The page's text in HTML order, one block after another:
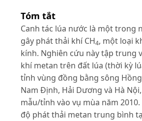
Tóm tắt
Canh tác lúa nước là một trong
gây phát thải khí CH4, một loại
kính. Nghiên cứu này tập trung
khí metan trên đất lúa (thời kỳ
tỉnh vùng đồng bằng sông
Nam Định, Hải Dương và Hà
mẫu/tỉnh vào vụ mùa năm
độ phát thải metan trung bình